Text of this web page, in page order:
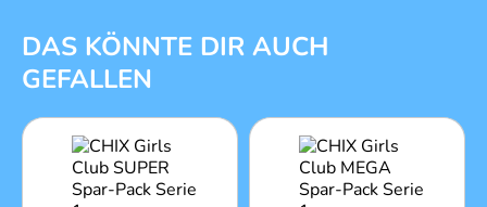
1 von 3
DAS KÖNNTE DIR AUCH
GEFALLEN